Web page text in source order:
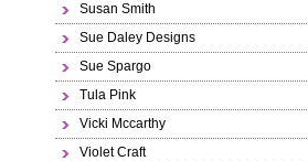
Susan Smith
Sue Daley Designs
Sue Spargo
Tula Pink
Vicki Mccarthy
Violet Craft